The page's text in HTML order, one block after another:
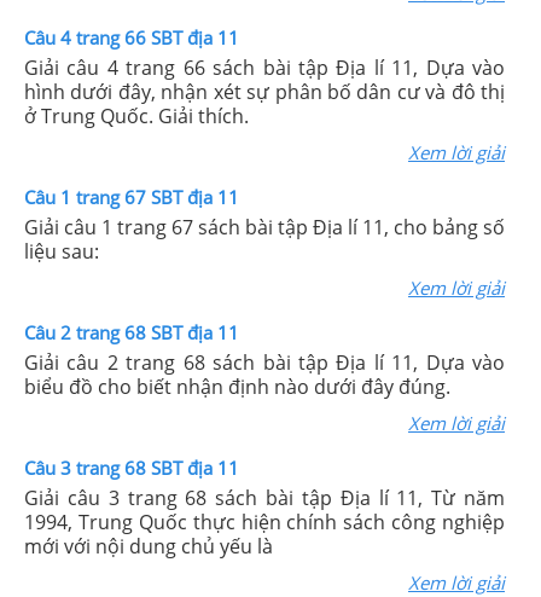
Câu 4 trang 66 SBT địa 11
Giải câu 4 trang 66 sách bài tập Địa lí 11, Dựa vào
hình dưới đây, nhận xét sự phân bố dân cư và đô thị
ở Trung Quốc. Giải thích.
Xem lời giải
Câu 1 trang 67 SBT địa 11
Giải câu 1 trang 67 sách bài tập Địa lí 11, cho bảng số
liệu sau:
Xem lời giải
Câu 2 trang 68 SBT địa 11
Giải câu 2 trang 68 sách bài tập Địa lí 11, Dựa vào
biểu đồ cho biết nhận định nào dưới đây đúng.
Xem lời giải
Câu 3 trang 68 SBT địa 11
Giải câu 3 trang 68 sách bài tập Địa lí 11, Từ năm
1994, Trung Quốc thực hiện chính sách công nghiệp
mới với nội dung chủ yếu là
Xem lời giải